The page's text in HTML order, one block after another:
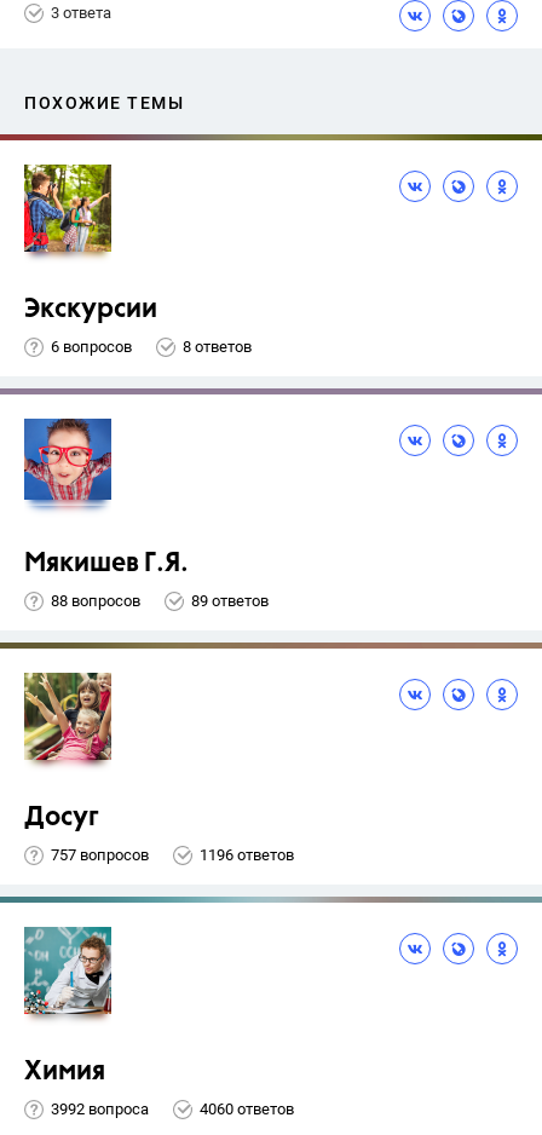
3 ответа
ПОХОЖИЕ ТЕМЫ
Экскурсии
6 вопросов 8 ответов
Мякишев Г.Я.
88 вопросов 89 ответов
Досуг
757 вопросов 1196 ответов
Химия
3992 вопроса 4060 ответов